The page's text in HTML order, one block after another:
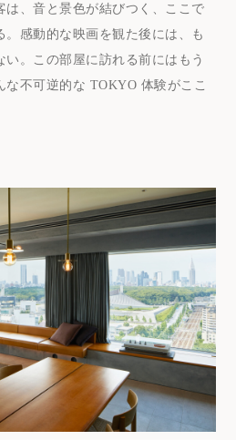
は、音と景色が結びつく、ここで
。感動的な映画を観た後には、も
い。この部屋に訪れる前にはもう
な不可逆的な TOKYO 体験がここ